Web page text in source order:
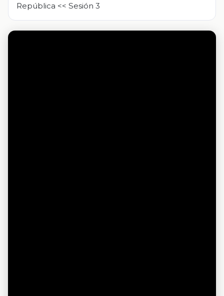
República << Sesión 3